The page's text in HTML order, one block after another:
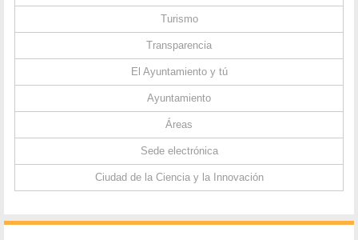
Turismo
Transparencia
El Ayuntamiento y tú
Ayuntamiento
Áreas
Sede electrónica
Ciudad de la Ciencia y la Innovación